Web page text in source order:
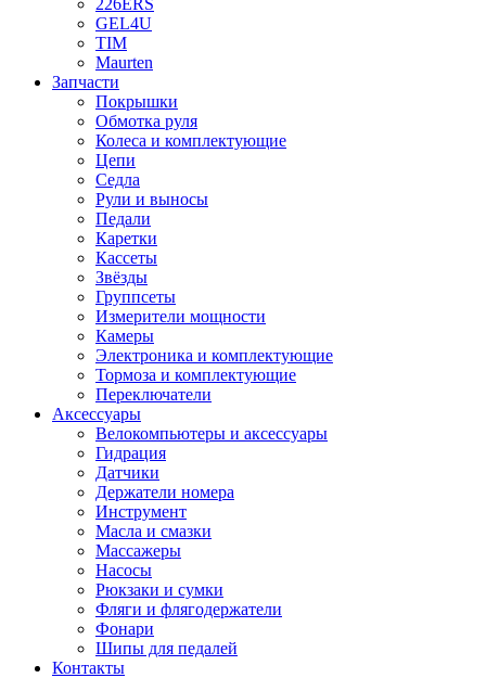
226ERS
GEL4U
TIM
Maurten
Запчасти
Покрышки
Обмотка руля
Колеса и комплектующие
Цепи
Седла
Рули и выносы
Педали
Каретки
Кассеты
Звёзды
Группсеты
Измерители мощности
Камеры
Электроника и комплектующие
Тормоза и комплектующие
Переключатели
Аксессуары
Велокомпьютеры и аксессуары
Гидрация
Датчики
Держатели номера
Инструмент
Масла и смазки
Массажеры
Насосы
Рюкзаки и сумки
Фляги и флягодержатели
Фонари
Шипы для педалей
Контакты